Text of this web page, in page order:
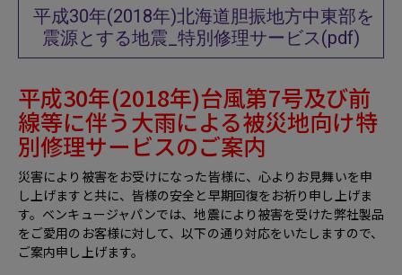
平成30年(2018年)北海道胆振地方中東部を
震源とする地震_特別修理サービス(pdf)
平成30年(2018年)台風第7号及び前
線等に伴う大雨による被災地向け特
別修理サービスのご案内
災害により被害をお受けになった皆様に、心よりお見舞いを申
し上げますと共に、皆様の安全と早期回復をお祈り申し上げま
す。ベンキュージャパンでは、地震により被害を受けた弊社製品
をご愛用のお客様に対して、以下の通り対応をいたしますので、
ご案内申し上げます。